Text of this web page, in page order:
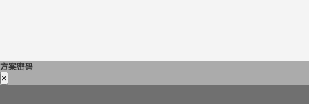
方案密码
×